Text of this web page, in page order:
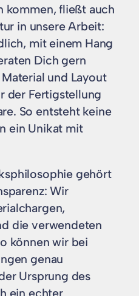
kommen, fließt auch
in unsere Arbeit:
mit einem Hang
Dich gern
und Layout
der Fertigstellung
So entsteht keine
ein Unikat mit
gehört
Wir
die verwendeten
können wir bei
genau
Ursprung des